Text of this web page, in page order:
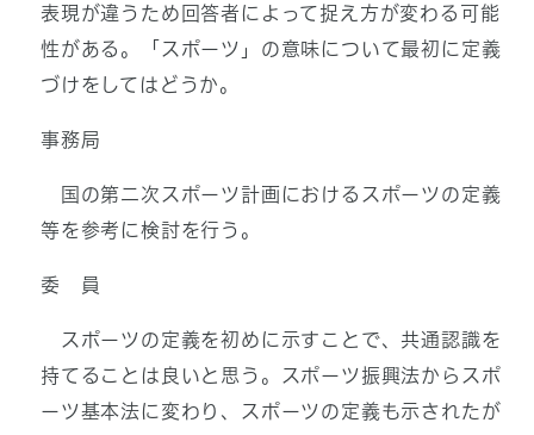
表現が違うため回答者によって捉え方が変わる可能
性がある。「スポーツ」の意味について最初に定義
づけをしてはどうか。
事務局
国の第二次スポーツ計画におけるスポーツの定義
等を参考に検討を行う。
委 員
スポーツの定義を初めに示すことで、共通認識を
持てることは良いと思う。スポーツ振興法からスポ
ーツ基本法に変わり、スポーツの定義も示されたが